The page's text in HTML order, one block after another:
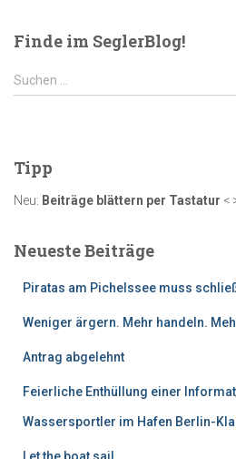
Finde im SeglerBlog!
S
u
n
n
h
Suchen …
Tipp
Neu: Beiträge blättern per Tastatur <
Neueste Beiträge
Piratas am Pichelssee muss
Weniger ärgern. Mehr handeln.
Antrag abgelehnt
Feierliche Enthüllung einer
Wassersportler im Hafen Berlin-
Let the boat sail